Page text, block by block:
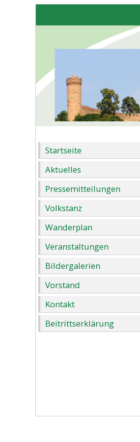
Startseite
Aktuelles
Pressemitteilungen
Volkstanz
Wanderplan
Veranstaltungen
Bildergalerien
Vorstand
Kontakt
Beitrittserklärung